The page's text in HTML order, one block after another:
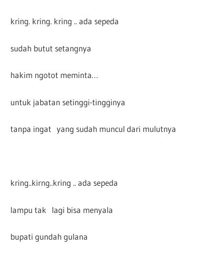
kring. kring. kring .. ada sepeda
sudah butut setangnya
hakim ngotot meminta…
untuk jabatan setinggi-tingginya
tanpa ingat yang sudah muncul dari mulutnya
kring..kirng..kring .. ada sepeda
lampu tak lagi bisa menyala
bupati gundah gulana